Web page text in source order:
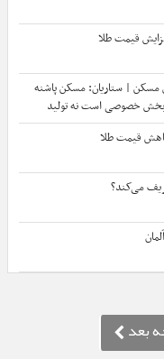
مسکن | ستاریان: مسکن پاشنه
بخش خصوصی است نه تولید
می‌کند؟